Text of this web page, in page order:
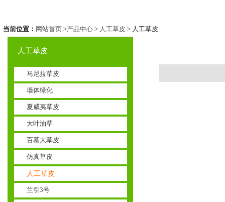
当前位置： 网站首页 >产品中心 > 人工草皮 > 人工草皮
人工草皮
马尼拉草皮
墙体绿化
夏威夷草皮
大叶油草
百慕大草皮
仿真草皮
人工草皮
兰引3号